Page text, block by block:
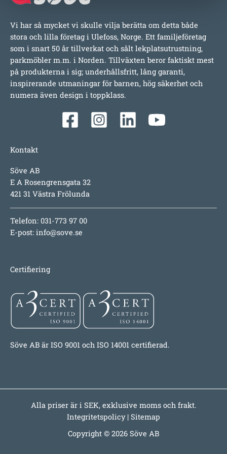
Vi har så mycket vi skulle vilja berätta om detta både
stora och lilla företag i Ulefoss, Norge. Ett familjeföretag
som i snart 50 år tillverkat och sålt lekplatsutrustning,
parkmöbler m.m. i Norden. Tillväxten beror faktiskt mest
på produkterna i sig; underhållsfritt, lång garanti,
inspirerande utmaningar för barnen, hög säkerhet och
numera även design i toppklass.
Kontakt
Söve AB
E A Rosengrensgata 32
421 31 Västra Frölunda
Telefon: 031-773 97 00
E-post: info@sove.se
Certifiering
Söve AB är ISO 9001 och ISO 14001 certifierad.
Alla priser är i SEK, exklusive moms och frakt.
Integritetspolicy| Sitemap
Copyright © 2026 Söve AB